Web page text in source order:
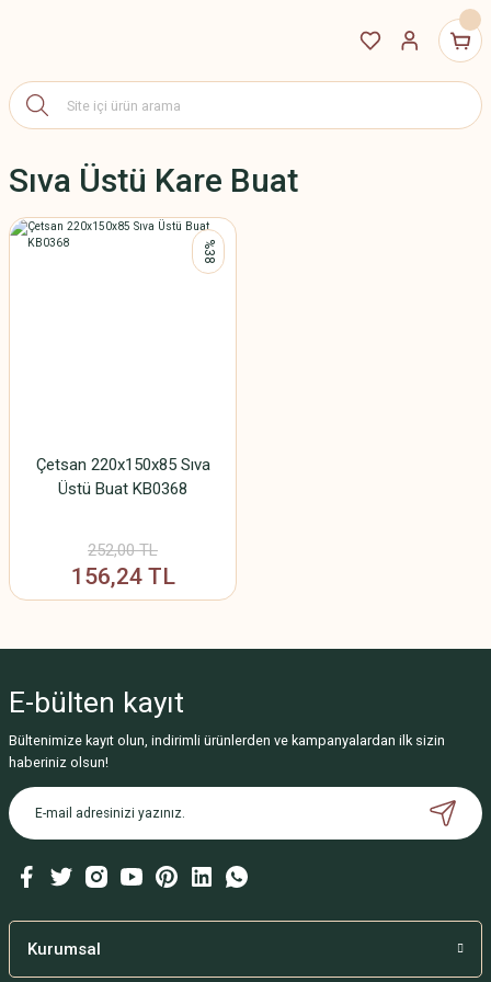
Sıva Üstü Kare Buat
%38
Çetsan 220x150x85 Sıva
Üstü Buat KB0368
252,00 TL
156,24 TL
E-bülten kayıt
Bültenimize kayıt olun, indirimli ürünlerden ve kampanyalardan ilk sizin
haberiniz olsun!
Kurumsal